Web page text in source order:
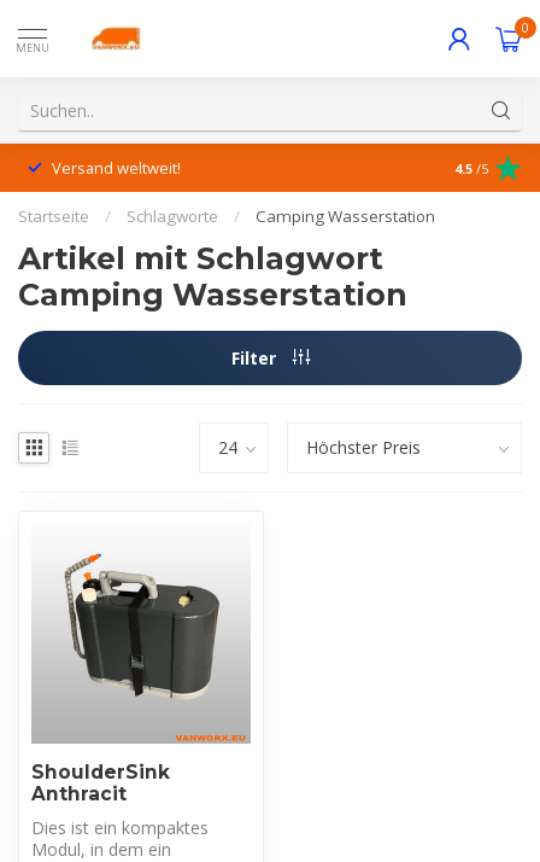
MENU
0
Versand weltweit! 4.5 /5
Startseite / Schlagworte / Camping Wasserstation
Artikel mit Schlagwort
Camping Wasserstation
Filter
ShoulderSink
Anthracit
Dies ist ein kompaktes
Modul, in dem ein